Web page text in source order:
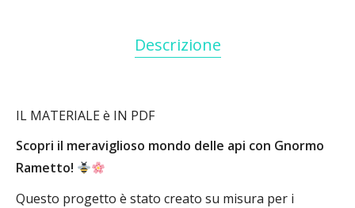
Descrizione
IL MATERIALE è IN PDF
Scopri il meraviglioso mondo delle api con Gnormo
Rametto!
Questo progetto è stato creato su misura per i